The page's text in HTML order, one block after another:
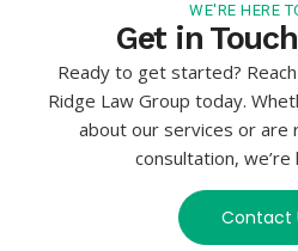
WE'RE HERE
Get in
Ready to get started?
Ridge Law Group today.
about our services or are
consultation,
Contact